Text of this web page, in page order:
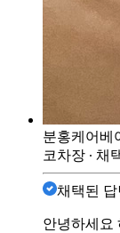
분홍케어베
코차장 ∙ 채
채택된 답
안녕하세요